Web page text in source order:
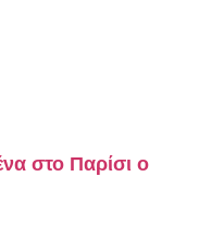
στο Παρίσι ο